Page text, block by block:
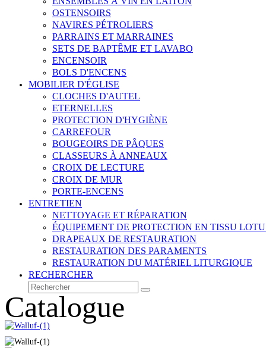
OSTENSOIRS
NAVIRES PÉTROLIERS
PARRAINS ET MARRAINES
SETS DE BAPTÊME ET LAVABO
ENCENSOIR
BOLS D'ENCENS
MOBILIER D'ÉGLISE
CLOCHES D'AUTEL
ETERNELLES
PROTECTION D'HYGIÈNE
CARREFOUR
BOUGEOIRS DE PÂQUES
CLASSEURS À ANNEAUX
CROIX DE LECTURE
CROIX DE MUR
PORTE-ENCENS
ENTRETIEN
NETTOYAGE ET RÉPARATION
ÉQUIPEMENT DE PROTECTION EN TISSU
DRAPEAUX DE RESTAURATION
RESTAURATION DES PARAMENTS
RESTAURATION DU MATÉRIEL LITURGIQUE
RECHERCHER
Rechercher
Envoyer
Catalogue